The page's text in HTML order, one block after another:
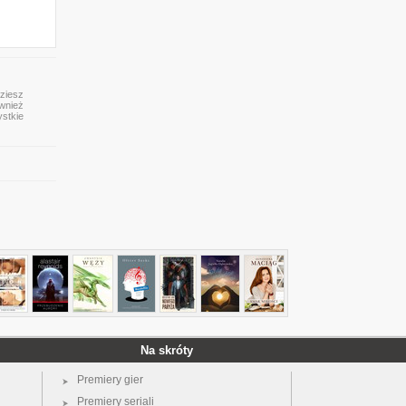
Na skróty
Premiery gier
Premiery seriali